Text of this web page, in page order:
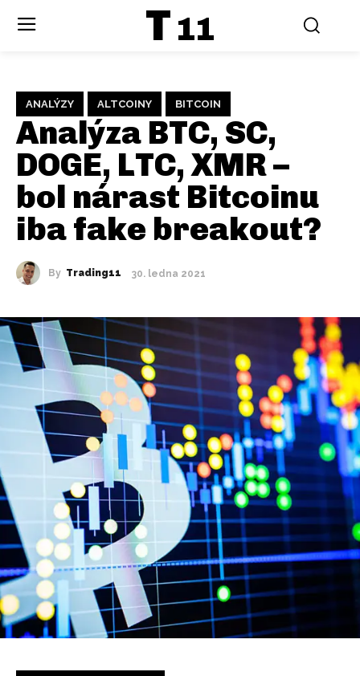
T 11
ANALÝZY ALTCOINY BITCOIN
Analýza BTC, SC,
DOGE, LTC, XMR –
bol nárast Bitcoinu
iba fake breakout?
By Trading11 30. ledna 2021